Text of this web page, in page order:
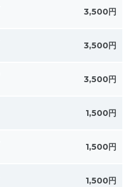
3,500円
3,500円
3,500円
1,500円
1,500円
1,500円